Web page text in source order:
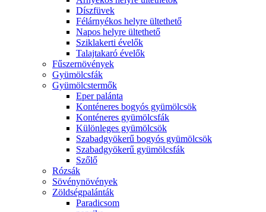
Díszfüvek
Félárnyékos helyre ültethető
Napos helyre ültethető
Sziklakerti évelők
Talajtakaró évelők
Fűszernövények
Gyümölcsfák
Gyümölcstermők
Eper palánta
Konténeres bogyós gyümölcsök
Konténeres gyümölcsfák
Különleges gyümölcsök
Szabadgyökerű bogyós gyümölcsök
Szabadgyökerű gyümölcsfák
Szőlő
Rózsák
Sövénynövények
Zöldségpalánták
Paradicsom